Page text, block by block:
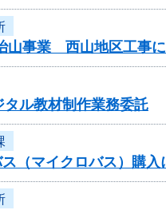
山事業 西山地区工事
ル教材制作業務委託
（マイクロバス）購